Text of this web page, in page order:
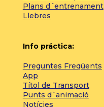
Plans d´entrenament
Llebres
Info práctica:
Preguntes Freqüents
App
Títol de Transport
Punts d´animació
Notícies